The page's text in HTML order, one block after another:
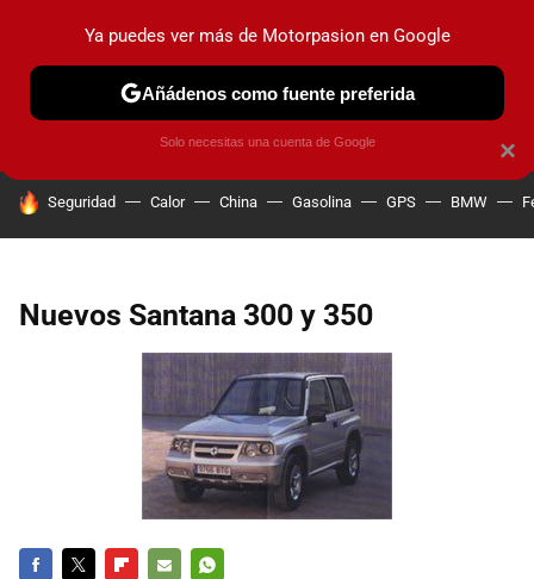
PRUEBAS COCHES ELÉCTRICOS OBSERVATORIO
HOY SE HABLA DE
Seguridad Calor China Gasolina GPS BMW
Nuevos Santana 300 y 350
×
Ya puedes ver más de Motorpasion en Google
Añádenos como fuente preferida
Solo necesitas una cuenta de Google